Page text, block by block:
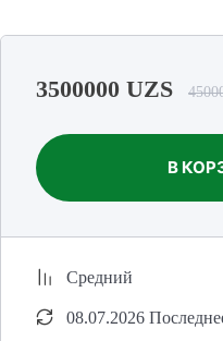
3500000 UZS
В
Средний
08.07.2026